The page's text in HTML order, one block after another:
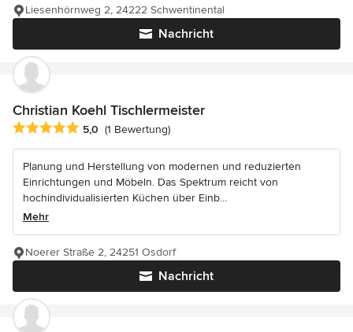
Nachricht
Liesenhörnweg 2, 24222 Schwentinental
Christian Koehl Tischlermeister
Durchschnittliche Bewertung: 5 von 5 Sternen
5,0 (1 Bewertung)
Planung und Herstellung von modernen und reduzierten
Einrichtungen und Möbeln. Das Spektrum reicht von
hochindividualisierten Küchen über Einb...
Mehr
Nachricht
Noerer Straße 2, 24251 Osdorf